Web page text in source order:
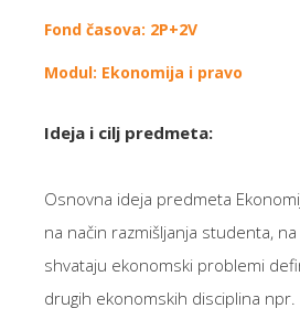
Fond časova: 2P+2V
Modul: Ekonomija i pravo
Ideja i cilj predmeta:
Osnovna ideja predmeta
na način razmišljanja studenta,
shvataju ekonomski problemi
drugih ekonomskih disciplina